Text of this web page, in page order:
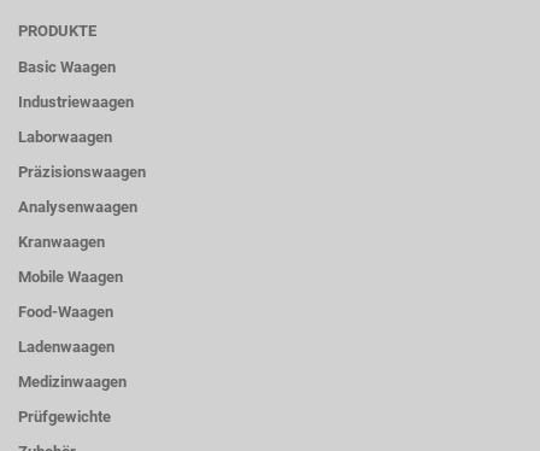
PRODUKTE
Basic Waagen
Industriewaagen
Laborwaagen
Präzisionswaagen
Analysenwaagen
Kranwaagen
Mobile Waagen
Food-Waagen
Ladenwaagen
Medizinwaagen
Prüfgewichte